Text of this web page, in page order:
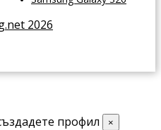
2026
профил ×